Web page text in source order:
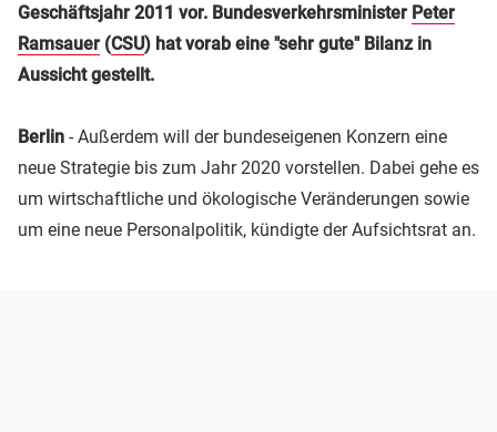
Geschäftsjahr 2011 vor. Bundesverkehrsminister Peter
Ramsauer (CSU) hat vorab eine "sehr gute" Bilanz in
Aussicht gestellt.
Berlin - Außerdem will der bundeseigenen Konzern eine
neue Strategie bis zum Jahr 2020 vorstellen. Dabei gehe es
um wirtschaftliche und ökologische Veränderungen sowie
um eine neue Personalpolitik, kündigte der Aufsichtsrat an.